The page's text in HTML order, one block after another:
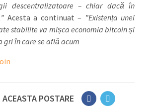
descentralizatoare – chiar dacă în
Acesta a continuat – ”Existența unei
stabilite va mișca economia bitcoin și
gri în care se află acum
POSTARE